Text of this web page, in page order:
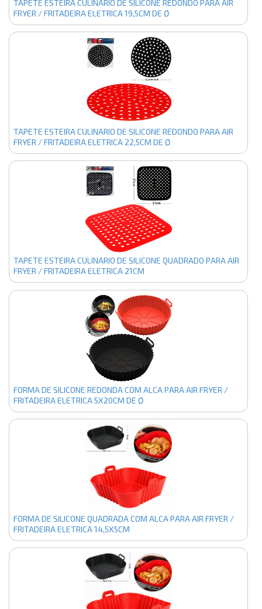
TAPETE ESTEIRA CULINARIO DE SILICONE REDONDO PARA AIR
FRYER / FRITADEIRA ELETRICA 19,5CM DE Ø
TAPETE ESTEIRA CULINARIO DE SILICONE REDONDO PARA AIR
FRYER / FRITADEIRA ELETRICA 22,5CM DE Ø
TAPETE ESTEIRA CULINARIO DE SILICONE QUADRADO PARA AIR
FRYER / FRITADEIRA ELETRICA 21CM
FORMA DE SILICONE REDONDA COM ALCA PARA AIR FRYER /
FRITADEIRA ELETRICA 5X20CM DE Ø
FORMA DE SILICONE QUADRADA COM ALCA PARA AIR FRYER /
FRITADEIRA ELETRICA 14,5X5CM